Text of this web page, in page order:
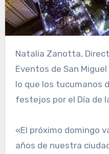
Natalia Zanotta, Directora de Promoción de
Eventos de San
lo que los tucumanos
festejos por el Día de
«El próximo domingo
años de nuestra